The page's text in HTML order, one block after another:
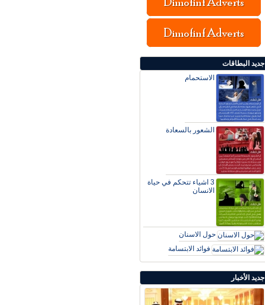
جديد البطاقات
الاستحمام
الشعور بالسعادة
3 اشياء تتحكم في حياة
الانسان
حول الاسنان
فوائد الابتسامة
جديد الأخبار